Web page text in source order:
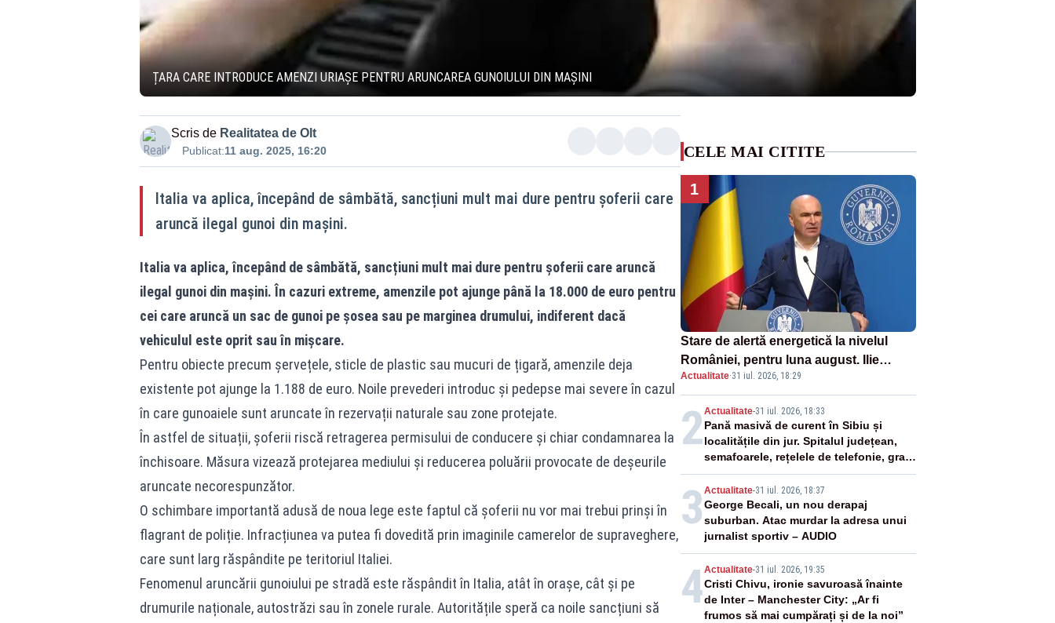
ȚARA CARE INTRODUCE AMENZI URIAȘE PENTRU ARUNCAREA GUNOIULUI DIN MAȘINI
Scris de Realitatea de Olt
Publicat:11 aug. 2025, 16:20
Italia va aplica, începând de sâmbătă, sancțiuni mult mai dure pentru șoferii care
aruncă ilegal gunoi din mașini.
Italia va aplica, începând de sâmbătă, sancțiuni mult mai dure pentru șoferii care aruncă
ilegal gunoi din mașini. În cazuri extreme, amenzile pot ajunge până la 18.000 de euro pentru
cei care aruncă un sac de gunoi pe șosea sau pe marginea drumului, indiferent dacă
vehiculul este oprit sau în mișcare.
Pentru obiecte precum șervețele, sticle de plastic sau mucuri de țigară, amenzile deja
existente pot ajunge la 1.188 de euro. Noile prevederi introduc și pedepse mai severe în cazul
în care gunoaiele sunt aruncate în rezervații naturale sau zone protejate.
În astfel de situații, șoferii riscă retragerea permisului de conducere și chiar condamnarea la
închisoare. Măsura vizează protejarea mediului și reducerea poluării provocate de deșeurile
aruncate necorespunzător.
O schimbare importantă adusă de noua lege este faptul că șoferii nu vor mai trebui prinși în
flagrant de poliție. Infracțiunea va putea fi dovedită prin imaginile camerelor de supraveghere,
care sunt larg răspândite pe teritoriul Italiei.
Fenomenul aruncării gunoiului pe stradă este răspândit în Italia, atât în orașe, cât și pe
drumurile naționale, autostrăzi sau în zonele rurale. Autoritățile speră ca noile sancțiuni să
CELE MAI CITITE
1
Stare de alertă energetică la nivelul
României, pentru luna august. Ilie
Bolojan a anunțat importuri și posibile
restricții – VIDEO
Actualitate·31 iul. 2026, 18:29
2Actualitate-31 iul. 2026, 18:33
Pană masivă de curent în Sibiu și
localitățile din jur. Spitalul județean,
semafoarele, rețelele de telefonie, grav
afectate
3 Actualitate-31 iul. 2026, 18:37
George Becali, un nou derapaj
suburban. Atac murdar la adresa unui
jurnalist sportiv – AUDIO
4Actualitate-31 iul. 2026, 19:35
Cristi Chivu, ironie savuroasă înainte
de Inter – Manchester City: „Ar fi
frumos să mai cumpărați și de la noi”